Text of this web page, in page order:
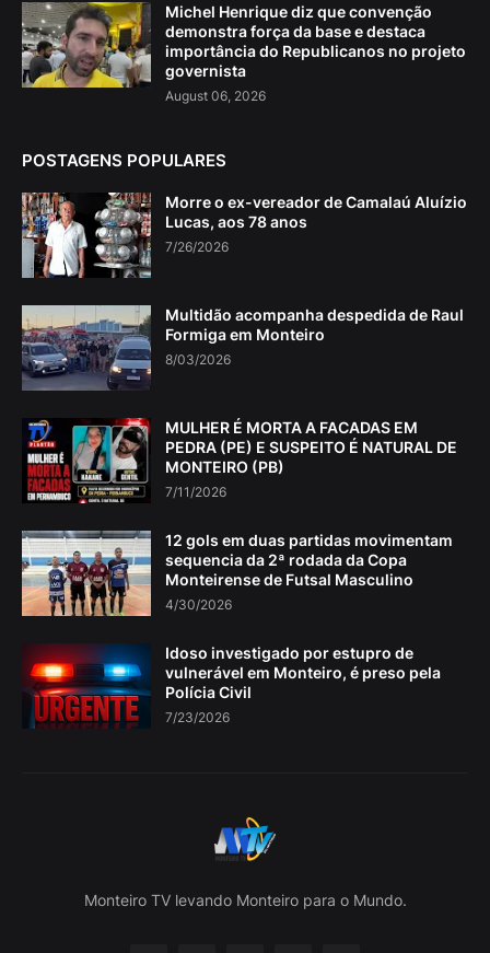
Michel Henrique diz que convenção
demonstra força da base e destaca
importância do Republicanos no projeto
governista
August 06, 2026
POSTAGENS POPULARES
Morre o ex-vereador de Camalaú Aluízio
Lucas, aos 78 anos
7/26/2026
Multidão acompanha despedida de Raul
Formiga em Monteiro
8/03/2026
MULHER É MORTA A FACADAS EM
PEDRA (PE) E SUSPEITO É NATURAL DE
MONTEIRO (PB)
7/11/2026
12 gols em duas partidas movimentam
sequencia da 2ª rodada da Copa
Monteirense de Futsal Masculino
4/30/2026
Idoso investigado por estupro de
vulnerável em Monteiro, é preso pela
Polícia Civil
7/23/2026
Monteiro TV levando Monteiro para o Mundo.